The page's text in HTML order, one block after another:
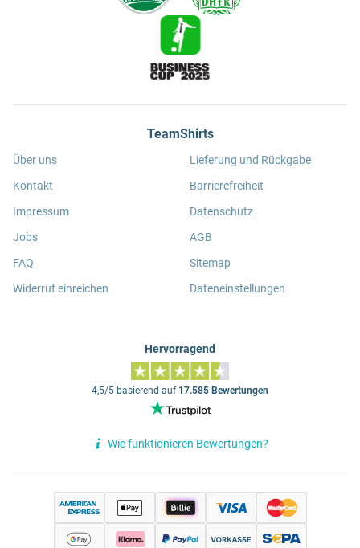
TeamShirts
Über uns
Kontakt
Impressum
Jobs
FAQ
Widerruf einreichen
Lieferung und Rückgabe
Barrierefreiheit
Datenschutz
AGB
Sitemap
Dateneinstellungen
Hervorragend
4,5/5 basierend auf 17.585 Bewertungen
Wie funktionieren Bewertungen?